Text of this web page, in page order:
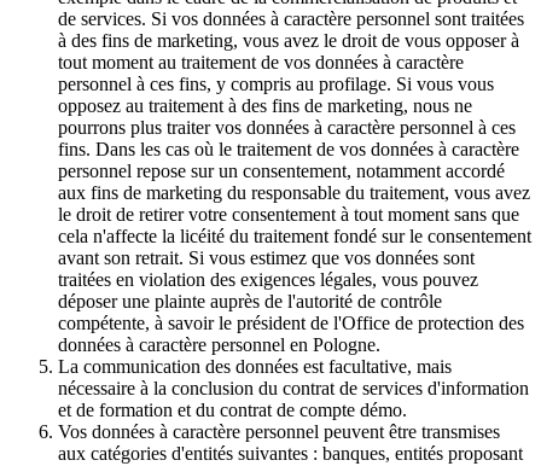
de services. Si vos données à caractère personnel sont traitées
à des fins de marketing, vous avez le droit de vous opposer à
tout moment au traitement de vos données à caractère
personnel à ces fins, y compris au profilage. Si vous vous
opposez au traitement à des fins de marketing, nous ne
pourrons plus traiter vos données à caractère personnel à ces
fins. Dans les cas où le traitement de vos données à caractère
personnel repose sur un consentement, notamment accordé
aux fins de marketing du responsable du traitement, vous avez
le droit de retirer votre consentement à tout moment sans que
cela n'affecte la licéité du traitement fondé sur le consentement
avant son retrait. Si vous estimez que vos données sont
traitées en violation des exigences légales, vous pouvez
déposer une plainte auprès de l'autorité de contrôle
compétente, à savoir le président de l'Office de protection des
données à caractère personnel en Pologne.
La communication des données est facultative, mais
nécessaire à la conclusion du contrat de services d'information
et de formation et du contrat de compte démo.
Vos données à caractère personnel peuvent être transmises
aux catégories d'entités suivantes : banques, entités proposant